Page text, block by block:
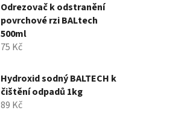
Odrezovač k odstranění
povrchové rzi BALtech
500ml
75 Kč
Hydroxid sodný BALTECH k
čištění odpadů 1kg
89 Kč